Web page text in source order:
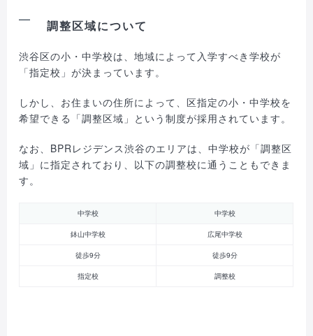
調整区域について
渋谷区の小・中学校は、地域によって入学すべき学校が
「指定校」が決まっています。
しかし、お住まいの住所によって、区指定の小・中学校を
希望できる「調整区域」という制度が採用されています。
なお、BPRレジデンス渋谷のエリアは、中学校が「調整区
域」に指定されており、以下の調整校に通うこともできま
す。
中学校 中学校
鉢山中学校 広尾中学校
徒歩9分 徒歩9分
指定校 調整校